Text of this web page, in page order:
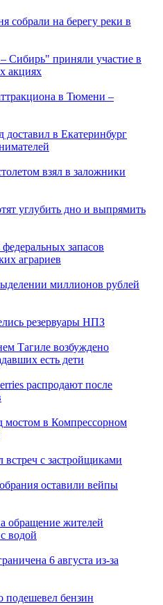
собрали на берегу реки в
Сибирь" приняли участие в
акциях
в Тюмени –
в Екатеринбург
взял в заложники
углубить дно и выпрямить
запасов
аграриев
миллионов рублей
резервуары НПЗ
Тагиле возбуждено
есть дети
распродают после
в Компрессорном
встреч с застройщиками
оставили вейпы
обращение жителей
водой
6 августа из-за
подешевел бензин